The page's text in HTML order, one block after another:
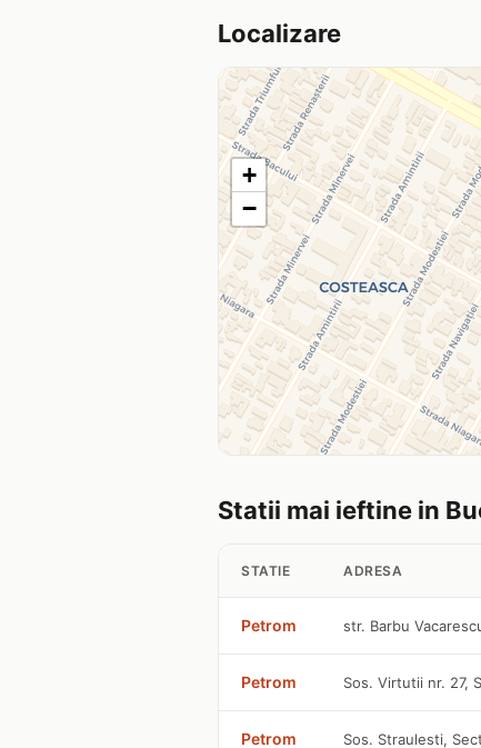
Localizare
+
−
Statii mai ieftine in
STATIE ADRESA
Petrom str. Barbu
Petrom Sos. Virtutii nr. 27,
Petrom Sos. Straulesti,